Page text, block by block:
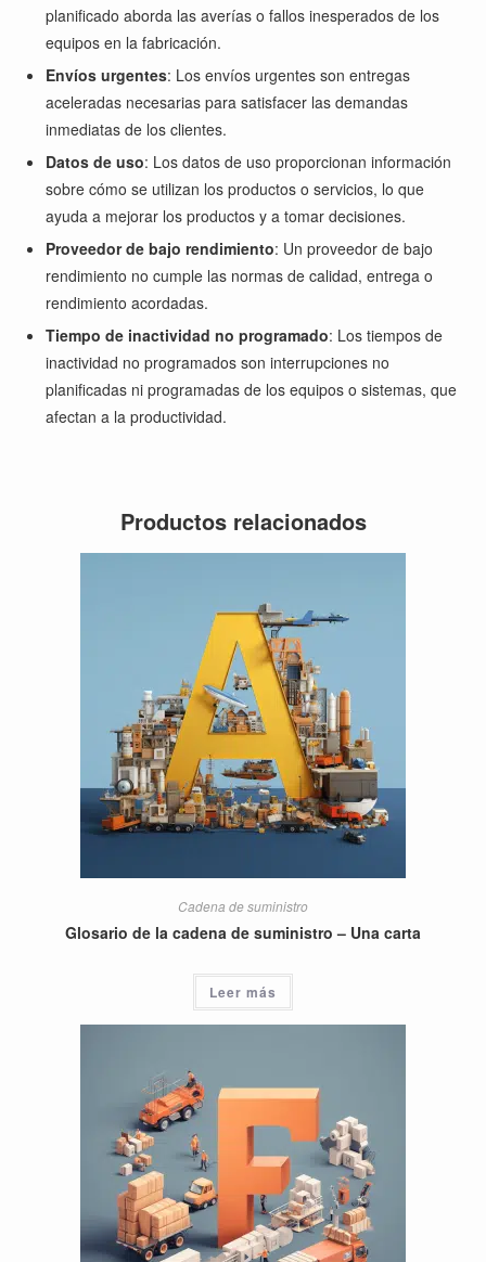
planificado aborda las averías o fallos inesperados de los
equipos en la fabricación.
Envíos urgentes: Los envíos urgentes son entregas
aceleradas necesarias para satisfacer las demandas
inmediatas de los clientes.
Datos de uso: Los datos de uso proporcionan información
sobre cómo se utilizan los productos o servicios, lo que
ayuda a mejorar los productos y a tomar decisiones.
Proveedor de bajo rendimiento: Un proveedor de bajo
rendimiento no cumple las normas de calidad, entrega o
rendimiento acordadas.
Tiempo de inactividad no programado: Los tiempos de
inactividad no programados son interrupciones no
planificadas ni programadas de los equipos o sistemas, que
afectan a la productividad.
Productos relacionados
Cadena de suministro
Glosario de la cadena de suministro – Una carta
Leer más